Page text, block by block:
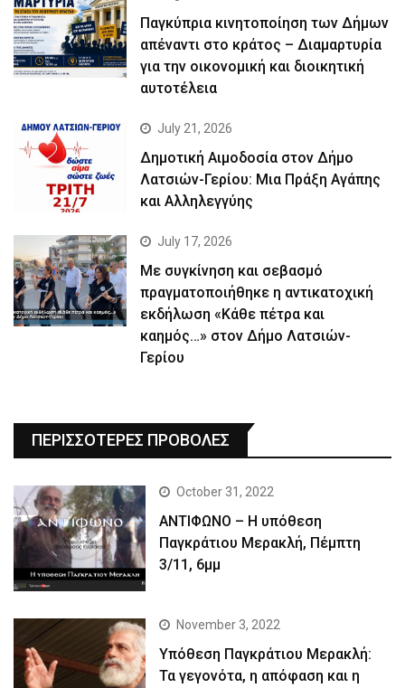
Παγκύπρια κινητοποίηση των Δήμων
απέναντι στο κράτος – Διαμαρτυρία
για την οικονομική και διοικητική
αυτοτέλεια
July 21, 2026
Δημοτική Αιμοδοσία στον Δήμο
Λατσιών-Γερίου: Μια Πράξη Αγάπης
και Αλληλεγγύης
July 17, 2026
Με συγκίνηση και σεβασμό
πραγματοποιήθηκε η αντικατοχική
εκδήλωση «Κάθε πέτρα και
καημός…» στον Δήμο Λατσιών-
Γερίου
ΠΕΡΙΣΣΟΤΕΡΕΣ ΠΡΟΒΟΛΕΣ
October 31, 2022
ΑΝΤΙΦΩΝΟ – Η υπόθεση
Παγκράτιου Μερακλή, Πέμπτη
3/11, 6μμ
November 3, 2022
Yπόθεση Παγκράτιου Μερακλή:
Τα γεγονότα, η απόφαση και η